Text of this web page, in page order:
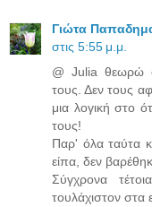
Γιώτα
στις 5:55 μ.μ.
@ Julia θεωρώ
τους. Δεν τους
μια λογική στο
τους!
Παρ' όλα ταύτα
είπα, δεν
Σύγχρονα
τουλάχιστον στα